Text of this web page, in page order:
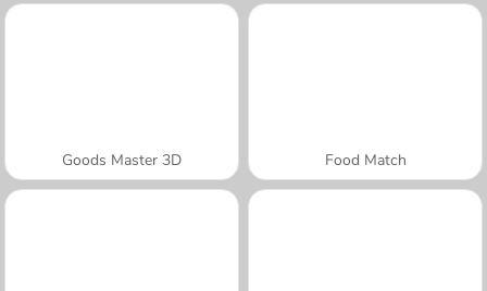
Goods Master 3D Food Match